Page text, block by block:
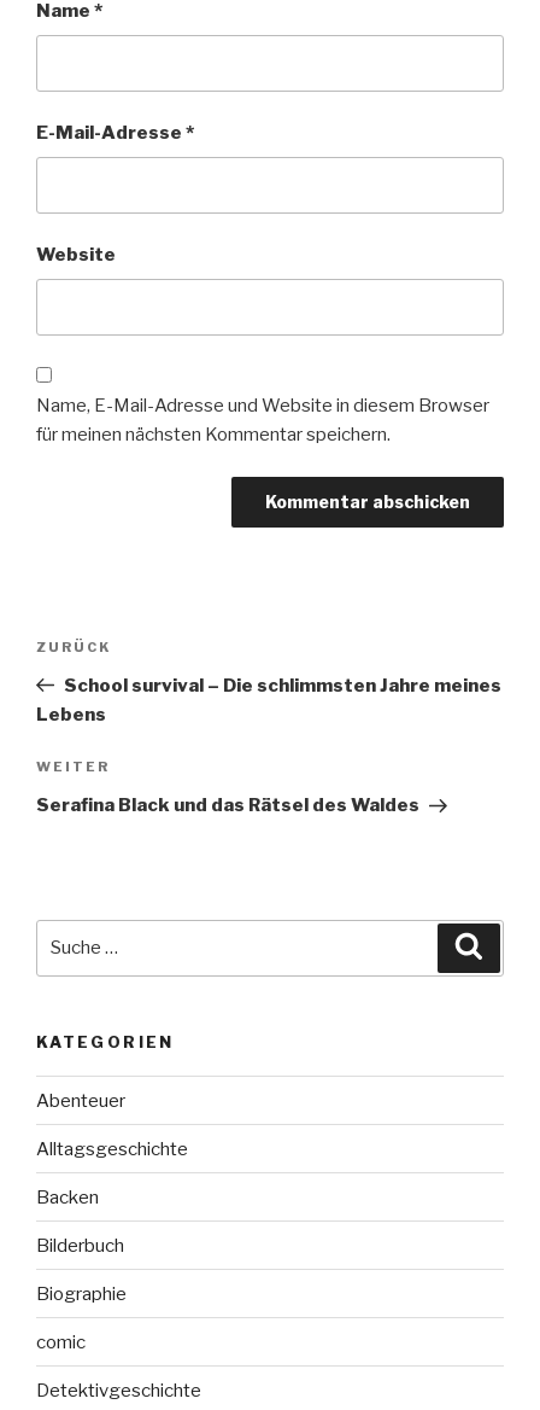
Name *
E-Mail-Adresse *
Website
Name, E-Mail-Adresse und Website in diesem Browser
für meinen nächsten Kommentar speichern.
Beitragsnavigation
Vorheriger
Beitrag
ZURÜCK
School survival – Die schlimmsten Jahre meines
Lebens
Nächster
Beitrag
WEITER
Serafina Black und das Rätsel des Waldes
KATEGORIEN
Abenteuer
Alltagsgeschichte
Backen
Bilderbuch
Biographie
comic
Detektivgeschichte